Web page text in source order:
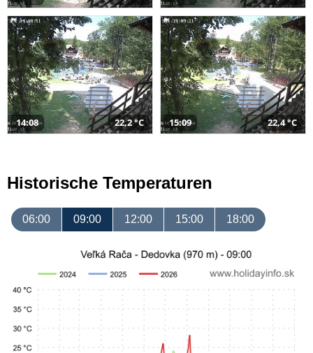
14:08 22,2 °C 15:09 22,4 °C
Historische Temperaturen
06:00 09:00 12:00 15:00 18:00